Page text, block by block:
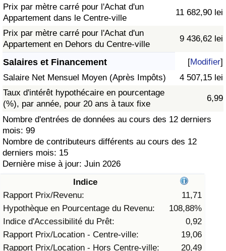
Prix par mètre carré pour l'Achat d'un
Appartement dans le Centre-ville
11 682,90 lei
Prix par mètre carré pour l'Achat d'un
Appartement en Dehors du Centre-ville
9 436,62 lei
Salaires et Financement [Modifier]
Salaire Net Mensuel Moyen (Après Impôts)
4 507,15 lei
Taux d'intérêt hypothécaire en pourcentage
(%), par année, pour 20 ans à taux fixe
6,99
Nombre d'entrées de données au cours des 12 derniers
mois: 99
Nombre de contributeurs différents au cours des 12
derniers mois: 15
Dernière mise à jour: Juin 2026
Indice
Rapport Prix/Revenu:
11,71
Hypothèque en Pourcentage du Revenu:
108,88%
Indice d'Accessibilité du Prêt:
0,92
Rapport Prix/Location - Centre-ville:
19,06
Rapport Prix/Location - Hors Centre-ville:
20,49
Indice de criminalité par pays
Soins de santé
Indice des soins de santé (Actuel)
Indice des soins de santé
Indice des soins de santé par Pays
Pollution
Indice de Pollution (Actuel)
Indice de pollution
Indice de Pollution par Pays
Trafic